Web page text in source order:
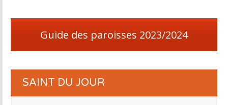
Guide des paroisses 2023/2024
SAINT DU JOUR